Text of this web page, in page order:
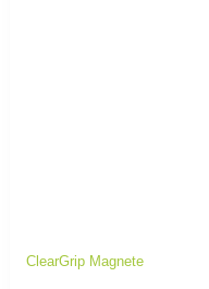
ClearGrip Magnete